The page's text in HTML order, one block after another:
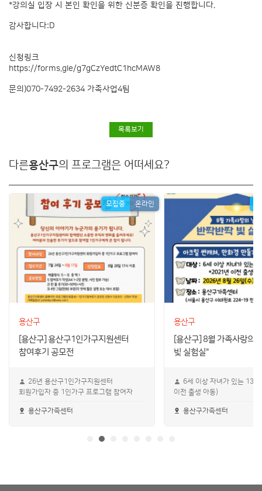
*강의실 입장 시 본인 확인을 위한 신분증 확인을 진행합니다.
감사합니다:D
신청링크
https://forms.gle/g7gCzYedtC1hcMAW8
문의)070-7492-2634 가족사업4팀
목록보기
다른용산구의 프로그램은 어떠세요?
모집중 온라인
용산구
[용산구] 용산구1인가구지원센터
참여후기 공모전
26년 용산구1인가구지원센터
회원가입자 중 1인가구 프로그램 참여자
용산구가족센터
용산구
[용산구] 8월 가족사랑의
빛 실험실"
6세 이상 자녀가 있는 13
이전 출생 아동)
용산구가족센터